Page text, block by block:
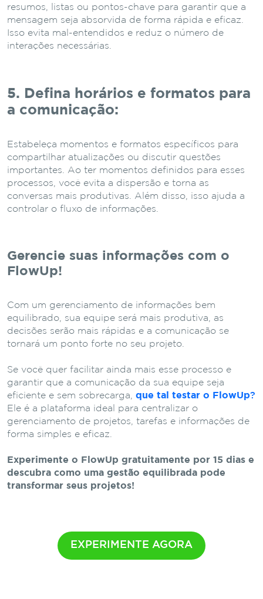
resumos, listas ou pontos-chave para garantir que a
mensagem seja absorvida de forma rápida e eficaz.
Isso evita mal-entendidos e reduz o número de
interações necessárias.
5. Defina horários e formatos para
a comunicação:
Estabeleça momentos e formatos específicos para
compartilhar atualizações ou discutir questões
importantes. Ao ter momentos definidos para esses
processos, você evita a dispersão e torna as
conversas mais produtivas. Além disso, isso ajuda a
controlar o fluxo de informações.
Gerencie suas informações com o
FlowUp!
Com um gerenciamento de informações bem
equilibrado, sua equipe será mais produtiva, as
decisões serão mais rápidas e a comunicação se
tornará um ponto forte no seu projeto.
Se você quer facilitar ainda mais esse processo e
garantir que a comunicação da sua equipe seja
eficiente e sem sobrecarga, que tal testar o FlowUp?
Ele é a plataforma ideal para centralizar o
gerenciamento de projetos, tarefas e informações de
forma simples e eficaz.
Experimente o FlowUp gratuitamente por 15 dias e
descubra como uma gestão equilibrada pode
transformar seus projetos!
EXPERIMENTE AGORA